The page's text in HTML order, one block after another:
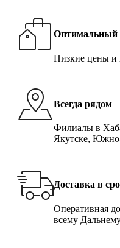
Оптимальный
Низкие цены и
Всегда рядом
Филиалы в
Якутске,
Доставка в
Оперативная
всему